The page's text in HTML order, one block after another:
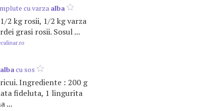
cu varza alba
2 kg rosii, 1/2 kg varza
grasi rosii. Sosul ...
albacu sos
Ingrediente : 200 g
fideluta, 1 lingurita
...